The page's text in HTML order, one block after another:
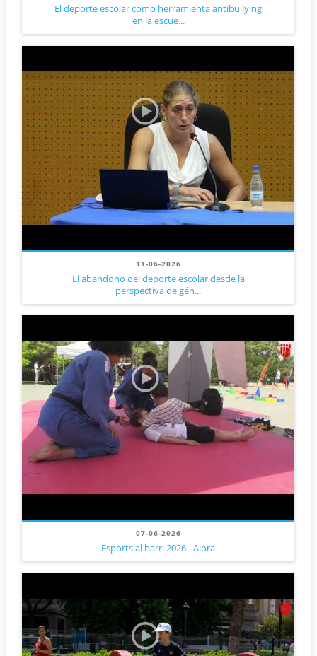
El deporte escolar como herramienta antibullying
en la escue...
11-06-2026
El abandono del deporte escolar desde la
perspectiva de gén...
07-06-2026
Esports al barri 2026 - Aiora